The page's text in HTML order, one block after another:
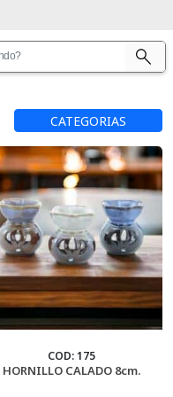
CATEGORIAS
COD: 175
HORNILLO CALADO 8cm.